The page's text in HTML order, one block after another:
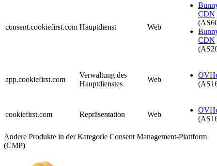
consent.cookiefirst.com Hauptdienst Web
CDN
CDN
app.cookiefirst.com
Verwaltung des
Hauptdienstes
Web
cookiefirst.com Repräsentation Web
Andere Produkte in der Kategorie Consent Management-Plattform
(CMP)